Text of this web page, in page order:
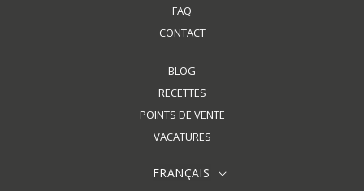
FAQ
CONTACT
BLOG
RECETTES
POINTS DE VENTE
VACATURES
FRANÇAIS